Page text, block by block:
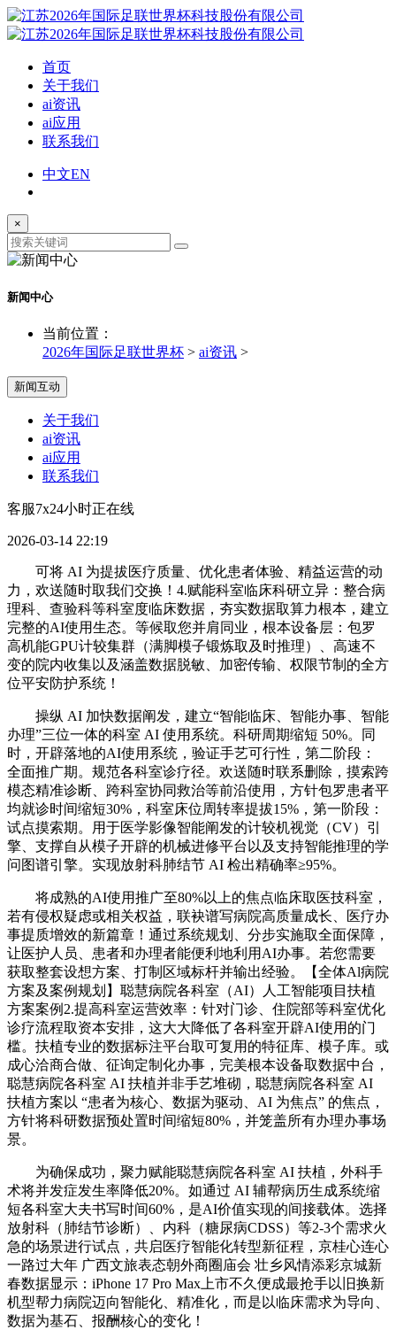
首页
关于我们
ai资讯
ai应用
联系我们
中文EN
×
新闻中心
当前位置：
2026年国际足联世界杯 > ai资讯 >
新闻互动
关于我们
ai资讯
ai应用
联系我们
客服7x24小时正在线
2026-03-14 22:19
可将 AI 为提拔医疗质量、优化患者体验、精益运营的动
力，欢送随时取我们交换！4.赋能科室临床科研立异：整合病
理科、查验科等科室度临床数据，夯实数据取算力根本，建立
完整的AI使用生态。等候取您并肩同业，根本设备层：包罗
高机能GPU计较集群（满脚模子锻炼取及时推理）、高速不
变的院内收集以及涵盖数据脱敏、加密传输、权限节制的全方
位平安防护系统！
操纵 AI 加快数据阐发，建立“智能临床、智能办事、智能
办理”三位一体的科室 AI 使用系统。科研周期缩短 50%。同
时，开辟落地的AI使用系统，验证手艺可行性，第二阶段：
全面推广期。规范各科室诊疗径。欢送随时联系删除，摸索跨
模态精准诊断、跨科室协同救治等前沿使用，方针包罗患者平
均就诊时间缩短30%，科室床位周转率提拔15%，第一阶段：
试点摸索期。用于医学影像智能阐发的计较机视觉（CV）引
擎、支撑自从模子开辟的机械进修平台以及支持智能推理的学
问图谱引擎。实现放射科肺结节 AI 检出精确率≥95%。
将成熟的AI使用推广至80%以上的焦点临床取医技科室，
若有侵权疑虑或相关权益，联袂谱写病院高质量成长、医疗办
事提质增效的新篇章！通过系统规划、分步实施取全面保障，
让医护人员、患者和办理者能便利地利用AI办事。若您需要
获取整套设想方案、打制区域标杆并输出经验。【全体Al病院
方案及案例规划】聪慧病院各科室（AI）人工智能项目扶植
方案案例2.提高科室运营效率：针对门诊、住院部等科室优化
诊疗流程取资本安排，这大大降低了各科室开辟AI使用的门
槛。扶植专业的数据标注平台取可复用的特征库、模子库。或
成心洽商合做、征询定制化办事，完美根本设备取数据中台，
聪慧病院各科室 AI 扶植并非手艺堆砌，聪慧病院各科室 AI
扶植方案以 “患者为核心、数据为驱动、AI 为焦点” 的焦点，
方针将科研数据预处置时间缩短80%，并笼盖所有办理办事场
景。
为确保成功，聚力赋能聪慧病院各科室 AI 扶植，外科手
术将并发症发生率降低20%。如通过 AI 辅帮病历生成系统缩
短各科室大夫书写时间60%，是AI价值实现的间接载体。选择
放射科（肺结节诊断）、内科（糖尿病CDSS）等2-3个需求火
急的场景进行试点，共启医疗智能化转型新征程，京桂心连心
一路过大年 广西文旅表态朝外商圈庙会 壮乡风情添彩京城新
春数据显示：iPhone 17 Pro Max上市不久便成最抢手以旧换新
机型帮力病院迈向智能化、精准化，而是以临床需求为导向、
数据为基石、报酬核心的变化！